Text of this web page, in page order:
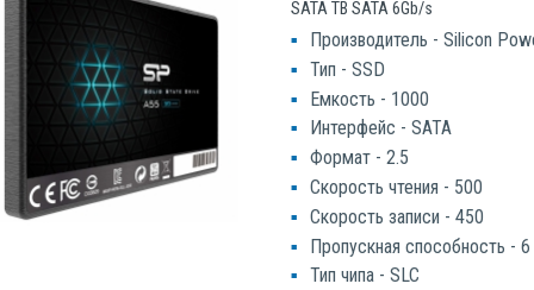
SATA TB SATA 6Gb/s
Производитель - Silicon
Тип - SSD
Емкость - 1000
Интерфейс - SATA
Формат - 2.5
Скорость чтения - 500
Скорость записи - 450
Пропускная способность - 6
Тип чипа - SLC